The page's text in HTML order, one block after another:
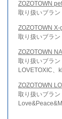
ZOZOTOWN
取り扱いブラ
ZOZOTOWN
取り扱いブラ
ZOZOTOWN
取り扱いブラ
LOVETOXIC、
ZOZOTOWN
取り扱いブラン